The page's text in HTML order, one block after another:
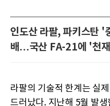
인도산 라팔, 파키스탄
배…국산 FA-21에 '천재
라팔의 기술적 한계는 실
드러났다. 지난해 5월 발